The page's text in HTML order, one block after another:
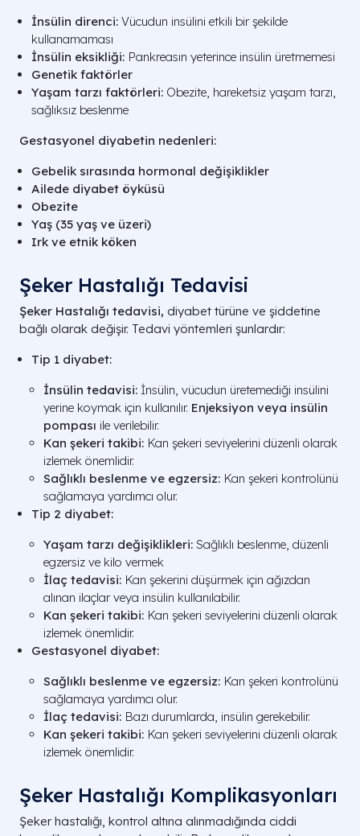
İnsülin direnci: Vücudun insülini etkili bir şekilde
kullanamaması
İnsülin eksikliği: Pankreasın yeterince insülin üretmemesi
Genetik faktörler
Yaşam tarzı faktörleri: Obezite, hareketsiz yaşam tarzı,
sağlıksız beslenme
Gestasyonel diyabetin nedenleri:
Gebelik sırasında hormonal değişiklikler
Ailede diyabet öyküsü
Obezite
Yaş (35 yaş ve üzeri)
Irk ve etnik köken
Şeker Hastalığı Tedavisi
Şeker Hastalığı tedavisi, diyabet türüne ve şiddetine
bağlı olarak değişir. Tedavi yöntemleri şunlardır:
Tip 1 diyabet:
İnsülin tedavisi: İnsülin, vücudun üretemediği insülini
yerine koymak için kullanılır. Enjeksiyon veya insülin
pompası ile verilebilir.
Kan şekeri takibi: Kan şekeri seviyelerini düzenli olarak
izlemek önemlidir.
Sağlıklı beslenme ve egzersiz: Kan şekeri kontrolünü
sağlamaya yardımcı olur.
Tip 2 diyabet:
Yaşam tarzı değişiklikleri: Sağlıklı beslenme, düzenli
egzersiz ve kilo vermek
İlaç tedavisi: Kan şekerini düşürmek için ağızdan
alınan ilaçlar veya insülin kullanılabilir.
Kan şekeri takibi: Kan şekeri seviyelerini düzenli olarak
izlemek önemlidir.
Gestasyonel diyabet:
Sağlıklı beslenme ve egzersiz: Kan şekeri kontrolünü
sağlamaya yardımcı olur.
İlaç tedavisi: Bazı durumlarda, insülin gerekebilir.
Kan şekeri takibi: Kan şekeri seviyelerini düzenli olarak
izlemek önemlidir.
Şeker Hastalığı Komplikasyonları
Şeker hastalığı, kontrol altına alınmadığında ciddi